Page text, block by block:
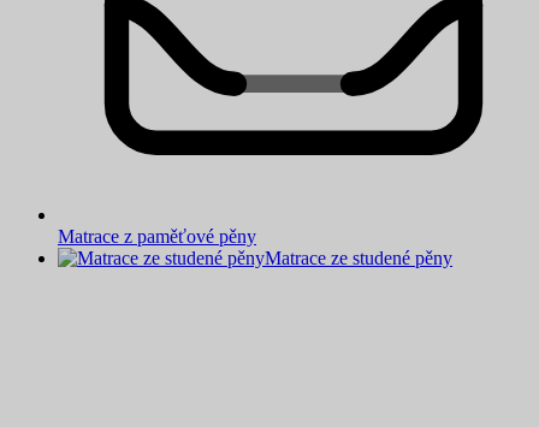
Matrace z paměťové pěny
Matrace ze studené pěny